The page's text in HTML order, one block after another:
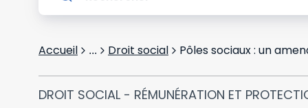
Accueil ... Droit social
DROIT SOCIAL - RÉMUNÉRATION ET